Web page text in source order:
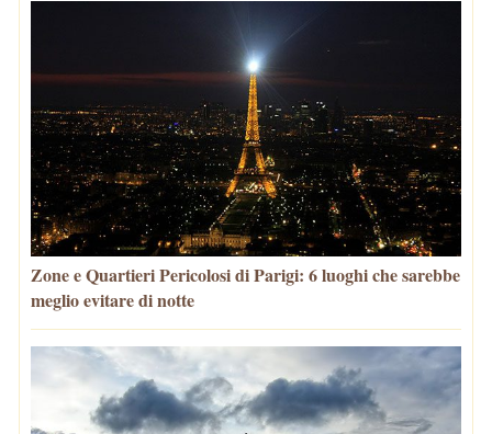
Zone e Quartieri Pericolosi di Parigi: 6 luoghi che sarebbe
meglio evitare di notte